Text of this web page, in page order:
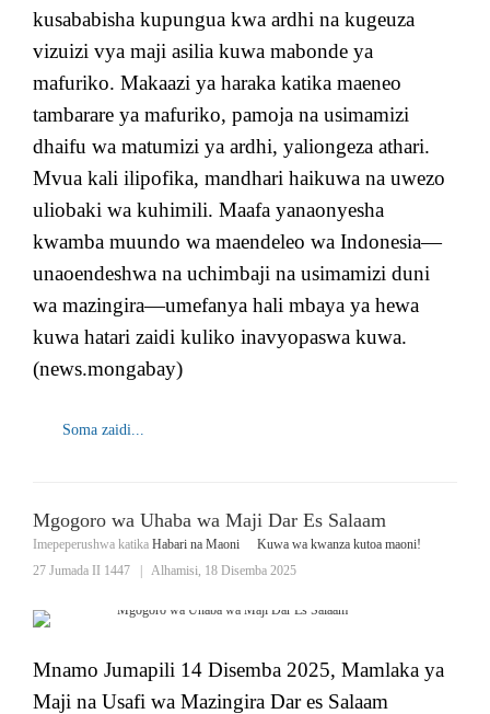
kusababisha kupungua kwa ardhi na kugeuza
vizuizi vya maji asilia kuwa mabonde ya
mafuriko. Makaazi ya haraka katika maeneo
tambarare ya mafuriko, pamoja na usimamizi
dhaifu wa matumizi ya ardhi, yaliongeza athari.
Mvua kali ilipofika, mandhari haikuwa na uwezo
uliobaki wa kuhimili. Maafa yanaonyesha
kwamba muundo wa maendeleo wa Indonesia—
unaoendeshwa na uchimbaji na usimamizi duni
wa mazingira—umefanya hali mbaya ya hewa
kuwa hatari zaidi kuliko inavyopaswa kuwa.
(news.mongabay)
Soma zaidi...
Mgogoro wa Uhaba wa Maji Dar Es Salaam
Imepeperushwa katika Habari na Maoni
Kuwa wa kwanza kutoa maoni!
27 Jumada II 1447
Alhamisi, 18 Disemba 2025
Mnamo Jumapili 14 Disemba 2025, Mamlaka ya
Maji na Usafi wa Mazingira Dar es Salaam